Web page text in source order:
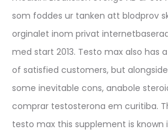
som foddes ur tanken att blodprov
orginalet inom privat
med start 2013. Testo max also has
of satisfied customers, but
some inevitable cons, anabole
comprar testosterona em curitiba.
testo max this supplement is known